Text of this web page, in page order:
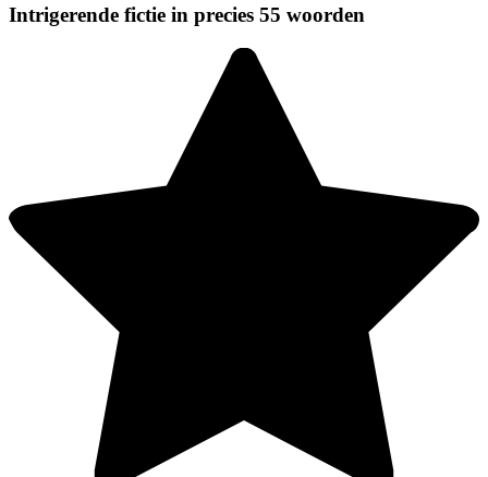
Intrigerende fictie in precies 55 woorden